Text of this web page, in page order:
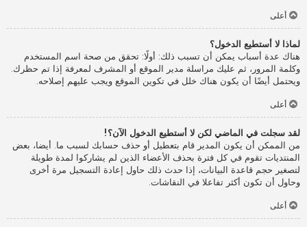
أعلى
لماذا لا أستطيع الدخول؟
هناك عدة أسباب يمكن أن تسبب ذلك: أولًا: تحقق من صحة اسم المستخدم
وكلمة المرور، ثم عليك مراسلة مدير الموقع أو المشرف لمعرفة إذا تم حظرك.
ويحتمل أيضًا أن يكون هناك خلل في تكوين الموقع ويجب عليهم إصلاحه.
أعلى
لقد سجلت في الماضي لكن لا أستطيع الدخول الآن؟!
من الممكن أن يكون المدير قام بتعطيل أو حذف حسابك لسبب ما. أيضا، بعض
المنتديات تقوم في كل فترة بحذف الأعضاء الذين لم يشاركوا لمدة طويلة
لتصغير حجم قاعدة البيانات، إذا حدث ذلك حاول إعادة التسجيل مرة أخرى
وحاول أن تكون أكثر تفاعلا في النقاشات.
أعلى